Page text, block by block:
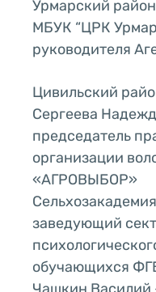
Урмарский район
МБУК “ЦРК
руководителя
Цивильский
Сергеева
председатель
организации
«АГРОВЫБОР»
Сельхозакадемия
заведующий
обучающихся